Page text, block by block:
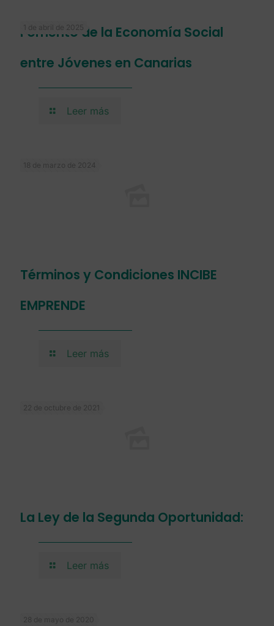
1 de abril de 2025
Fomento de la Economía Social
entre Jóvenes en Canarias
Leer más
18 de marzo de 2024
Términos y Condiciones INCIBE
EMPRENDE
Leer más
22 de octubre de 2021
La Ley de la Segunda Oportunidad:
Leer más
28 de mayo de 2020